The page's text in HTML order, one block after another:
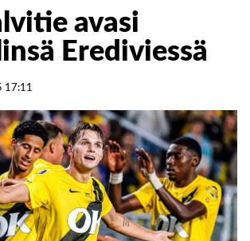
avasi
Erediviessä
17:11